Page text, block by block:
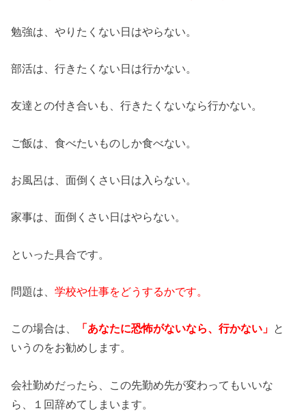
勉強は、やりたくない日はやらない。
部活は、行きたくない日は行かない。
友達との付き合いも、行きたくないなら行かない。
ご飯は、食べたいものしか食べない。
お風呂は、面倒くさい日は入らない。
家事は、面倒くさい日はやらない。
といった具合です。
問題は、学校や仕事をどうするかです。
この場合は、 「あなたに恐怖がないなら、行かない」 と
いうのをお勧めします。
会社勤めだったら、この先勤め先が変わってもいいな
ら、１回辞めてしまいます。